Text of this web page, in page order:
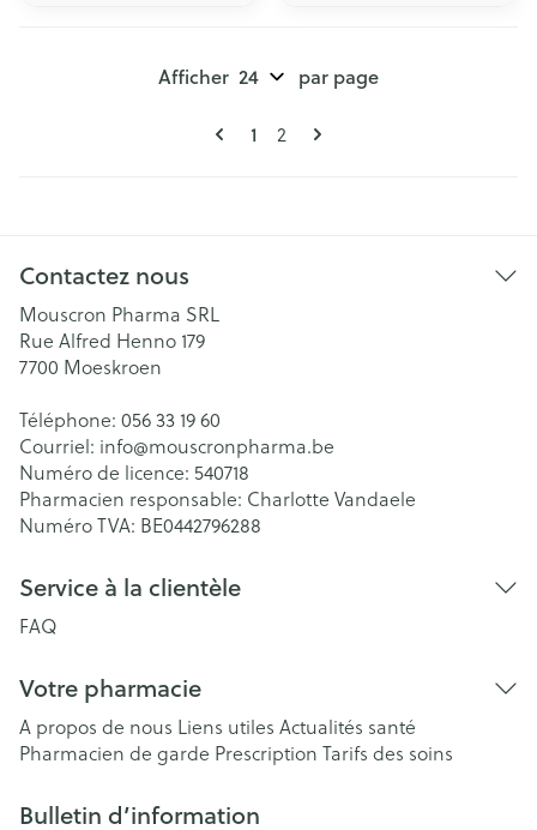
Pages
Vous lisez actuellement la page
1 Page
2
Afficher par page
Contactez nous
Mouscron Pharma SRL
Rue Alfred Henno 179
7700 Moeskroen
Téléphone: 056 33 19 60
Courriel: info@mouscronpharma.be
Numéro de licence: 540718
Pharmacien responsable: Charlotte Vandaele
Numéro TVA: BE0442796288
Service à la clientèle
FAQ
Votre pharmacie
A propos de nous Liens utiles Actualités santé
Pharmacien de garde Prescription Tarifs des soins
Bulletin d’information